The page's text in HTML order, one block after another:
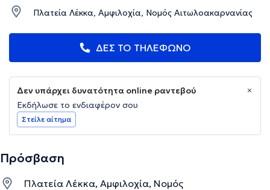
Πλατεία Λέκκα, Αμφιλοχία, Νομός Αιτωλοακαρνανίας
ΔΕΣ ΤΟ ΤΗΛΕΦΩΝΟ
Δεν υπάρχει δυνατότητα online ραντεβού
Εκδήλωσε το ενδιαφέρον σου
Στείλε αίτημα
Πρόσβαση
Πλατεία Λέκκα, Αμφιλοχία, Νομός